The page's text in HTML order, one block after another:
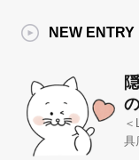
NEW ENTRY
具